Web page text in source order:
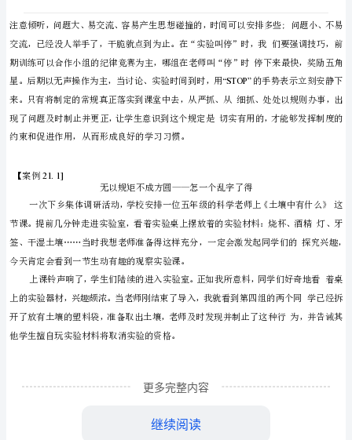
让
学
生
有
序
习
第
21
条
期
21
更多完整内容
继续阅读